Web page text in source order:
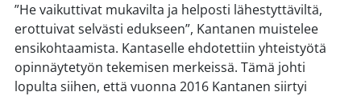
”He vaikuttivat mukavilta ja helposti lähestyttäviltä,
erottuivat selvästi edukseen”, Kantanen muistelee
ensikohtaamista. Kantaselle ehdotettiin yhteistyötä
opinnäytetyön tekemisen merkeissä. Tämä johti
lopulta siihen, että vuonna 2016 Kantanen siirtyi